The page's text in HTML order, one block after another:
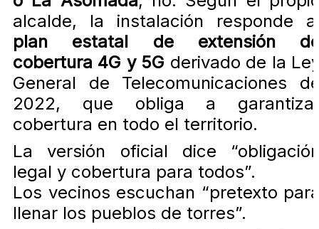
alcalde, la instalación responde
plan estatal de extensión
cobertura 4G y 5G derivado de la
General de Telecomunicaciones
2022, que obliga a
cobertura en todo el territorio.
La versión oficial dice
legal y cobertura para todos”.
Los vecinos escuchan “pretexto
llenar los pueblos de torres”.